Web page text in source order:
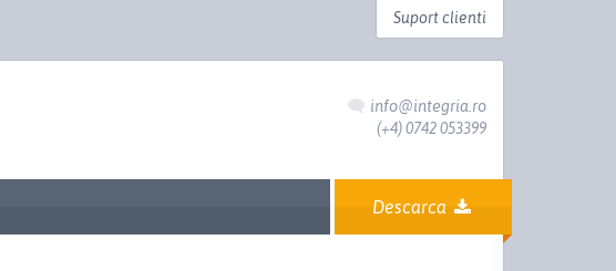
Suport clienti
info@integria.ro
(+4) 0742 053399
Descarca